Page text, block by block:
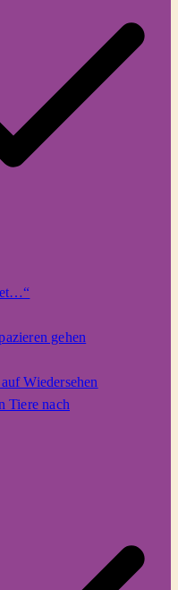
gehen
Wiedersehen
Tiere nach